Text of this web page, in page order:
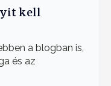
kell
a blogban is,
és az